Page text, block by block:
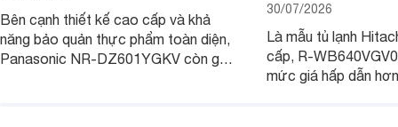
Bên cạnh thiết kế cao cấp và khả
năng bảo quản thực phẩm toàn diện,
Panasonic NR-DZ601YGKV còn gây
30/07/2026
Là mẫu tủ lạnh
cấp, R-
mức giá hấp dẫn